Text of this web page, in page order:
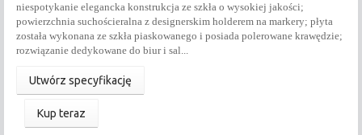
niespotykanie elegancka konstrukcja ze szkła o wysokiej jakości;
powierzchnia suchościeralna z designerskim holderem na markery; płyta
została wykonana ze szkła piaskowanego i posiada polerowane krawędzie;
rozwiązanie dedykowane do biur i sal...
Utwórz specyfikację
Kup teraz